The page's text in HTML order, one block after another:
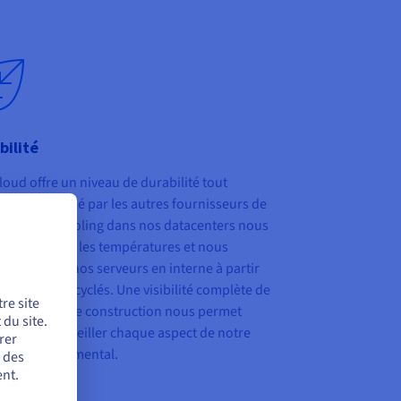
offre un niveau de durabilité tout
inégalé par les autres fournisseurs de
Le watercooling dans nos datacenters nous
de réduire les températures et nous
tous nos serveurs en interne à partir
recyclés. Une visibilité complète de
de construction nous permet
de surveiller chaque aspect de notre
environnemental.
site
site.